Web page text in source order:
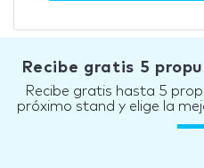
Recibe gratis 5
Recibe gratis hasta 5
próximo stand y elige la